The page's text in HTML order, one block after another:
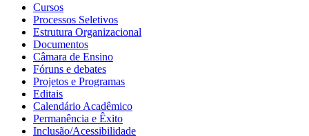
Cursos
Processos Seletivos
Estrutura Organizacional
Documentos
Câmara de Ensino
Fóruns e debates
Projetos e Programas
Editais
Calendário Acadêmico
Permanência e Êxito
Inclusão/Acessibilidade